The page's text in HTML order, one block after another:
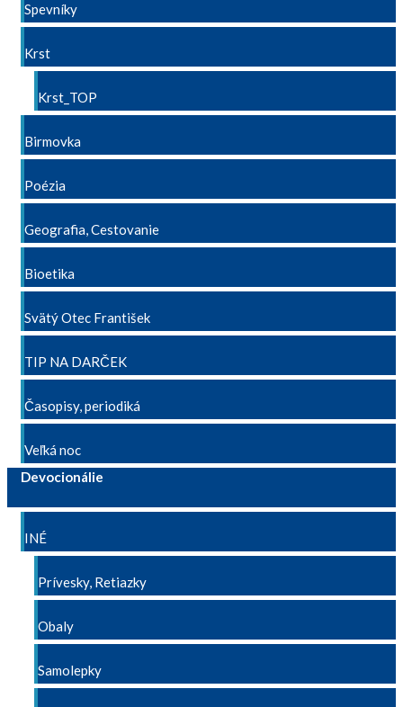
Spevníky
Krst
Krst_TOP
Birmovka
Poézia
Geografia, Cestovanie
Bioetika
Svätý Otec František
TIP NA DARČEK
Časopisy, periodiká
Veľká noc
Devocionálie
INÉ
Prívesky, Retiazky
Obaly
Samolepky